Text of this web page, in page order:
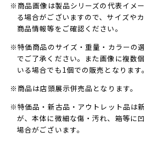
※商品画像は製品シリーズの代表イメ
る場合がございますので、サイズや
商品情報等をご確認ください。
※特価商品のサイズ・重量・カラーの
でご了承ください。また画像に複数
いる場合でも1個での販売となります。
※商品は店頭展示併売品となります。
※特価品・新古品・アウトレット品は
が、本体に微細な傷・汚れ、箱等に
場合がございます。